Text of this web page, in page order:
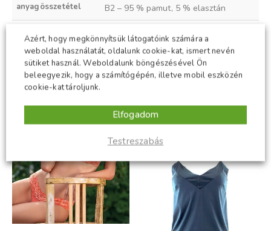
anyagösszetétel B2 – 95 % pamut, 5 % elasztán
szín lila
KAPCSOLÓDÓ TERMÉKEK
-50%
Azért, hogy megkönnyítsük látogatóink számára a
weboldal használatát, oldalunk cookie-kat, ismert nevén
sütiket használ. Weboldalunk böngészésével Ön
beleegyezik, hogy a számítógépén, illetve mobil eszközén
cookie-kat tároljunk.
Testreszabás
Elfogadom